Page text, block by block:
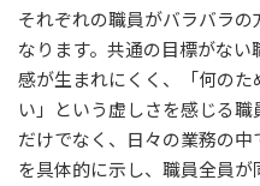
それぞれの職員がバラバラ
なります。共通の目標がな
感が生まれにくく、「何の
い」という虚しさを感じる
だけでなく、日々の業務の
を具体的に示し、職員全員が